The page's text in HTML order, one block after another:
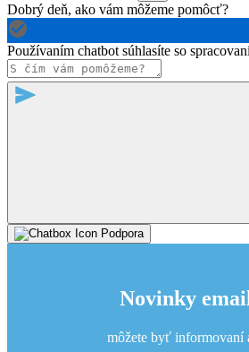
Dobrý deň, ako vám môžeme pomôcť?
Používaním chatbot súhlasíte so
Podpora
Novinky
môžete byť informovaní